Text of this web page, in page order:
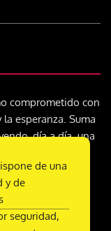
comprometido con
esperanza. Suma
día a día, una
del trabajo
de una
y de
seguridad,